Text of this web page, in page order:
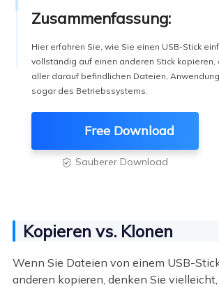
Zusammenfassung:
Hier erfahren Sie, wie Sie einen USB-Stick
vollständig auf einen anderen Stick kopieren,
aller darauf befindlichen Dateien,
sogar des Betriebssystems.
Free Download
 Sauberer Download
Kopieren vs. Klonen
Wenn Sie Dateien von einem USB-
anderen kopieren, denken Sie